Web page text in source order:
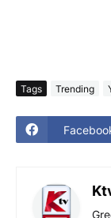
Tags Trending